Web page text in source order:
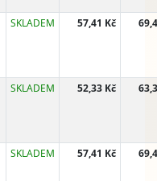
SKLADEM 57,41 Kč
SKLADEM 52,33 Kč
SKLADEM 57,41 Kč